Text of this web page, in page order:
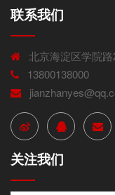
联系我们
北京海淀区学院
13800138000
关注我们